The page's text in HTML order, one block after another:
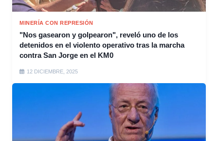
MINERÍA CON REPRESIÓN
"Nos gasearon y golpearon", reveló uno de los
detenidos en el violento operativo tras la marcha
contra San Jorge en el KM0
12 DICIEMBRE, 2025